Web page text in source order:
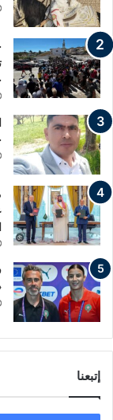
إتبعنا